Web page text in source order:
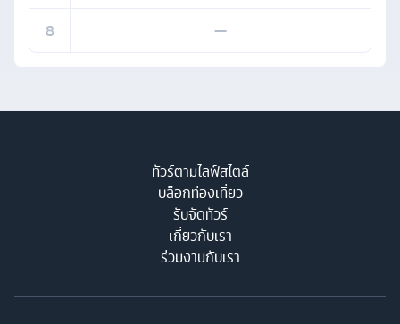
8
—
ทัวร์ตามไลฟ์สไตล์
บล็อกท่องเที่ยว
รับจัดทัวร์
เกี่ยวกับเรา
ร่วมงานกับเรา